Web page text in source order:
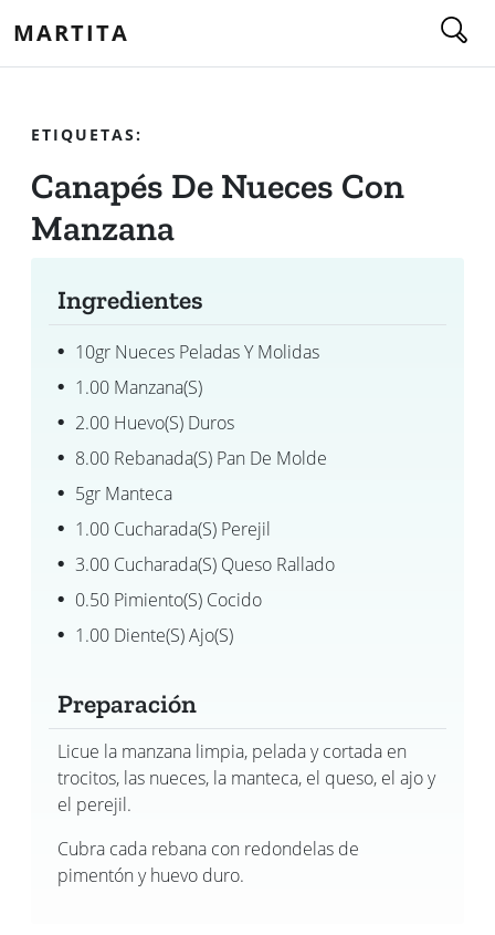
MARTITA
ETIQUETAS:
Canapés De Nueces Con
Manzana
Ingredientes
10gr Nueces Peladas Y Molidas
1.00 Manzana(s)
2.00 Huevo(s) Duros
8.00 Rebanada(s) Pan De Molde
5gr Manteca
1.00 Cucharada(s) Perejil
3.00 Cucharada(s) Queso Rallado
0.50 Pimiento(s) Cocido
1.00 Diente(s) Ajo(s)
Preparación
Licue la manzana limpia, pelada y cortada en
trocitos, las nueces, la manteca, el queso, el ajo y
el perejil.
Cubra cada rebana con redondelas de
pimentón y huevo duro.